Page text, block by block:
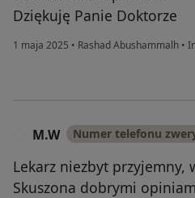
Dziękuję Panie Doktorze
1 maja 2025 • Rashad Abushammalh •
M.W Numer telefonu
Lekarz niezbyt przyjemny,
Skuszona dobrymi